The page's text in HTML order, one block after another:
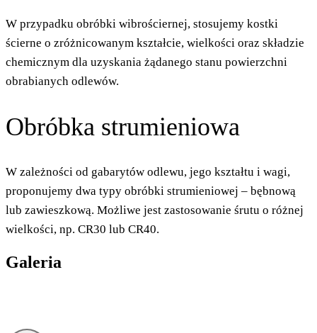
W przypadku obróbki wibrościernej, stosujemy kostki
ścierne o zróżnicowanym kształcie, wielkości oraz składzie
chemicznym dla uzyskania żądanego stanu powierzchni
obrabianych odlewów.
Obróbka strumieniowa
W zależności od gabarytów odlewu, jego kształtu i wagi,
proponujemy dwa typy obróbki strumieniowej – bębnową
lub zawieszkową. Możliwe jest zastosowanie śrutu o różnej
wielkości, np. CR30 lub CR40.
Galeria